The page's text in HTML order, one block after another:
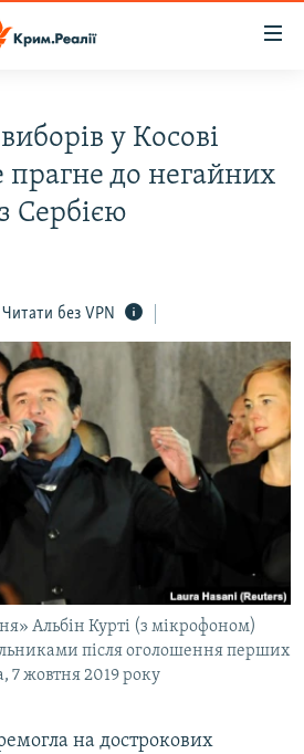
у Косові
прагне до негайних
Сербією
Читати без VPN
Альбін Курті (з мікрофоном)
після оголошення перших
7 жовтня 2019 року
на дострокових